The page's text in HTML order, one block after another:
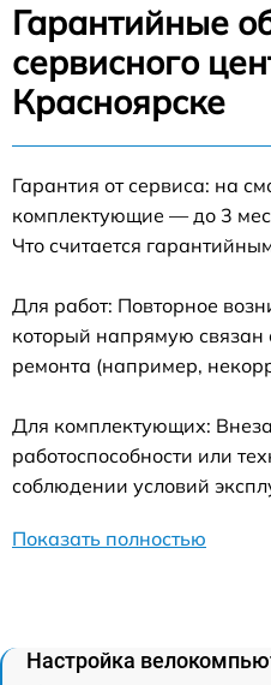
Гарантийные
сервисного
Красноярске
Гарантия от сервиса: на
комплектующие — до 3
Что считается
Для работ: Повторное
который напрямую связан
ремонта (например,
Для комплектующих:
работоспособности или
соблюдении условий
Показать полностью
Настройка